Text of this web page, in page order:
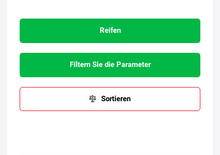
Reifen
Filtern Sie die Parameter
Sortieren